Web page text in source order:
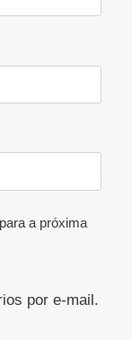
a próxima
por e-mail.